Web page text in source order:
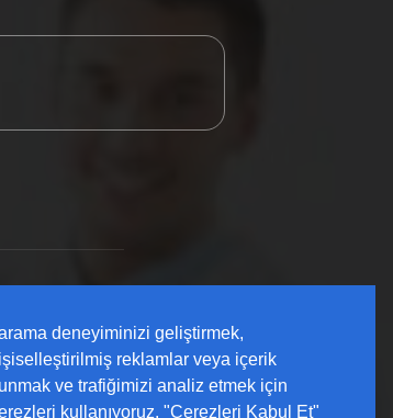
sahada karşılığı olan, güncel
deneyiminizi geliştirmek,
reklamlar veya içerik
ve trafiğimizi analiz etmek için
kullanıyoruz. "Çerezleri Kabul Et"